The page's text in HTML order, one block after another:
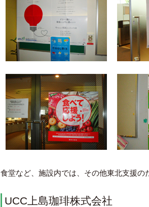
食堂など、施設内では、その他東北支援の
UCC上島珈琲株式会社